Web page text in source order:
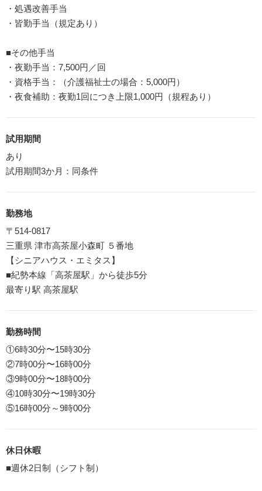
・処遇改善手当
・皆勤手当（規定あり）
■その他手当
・夜勤手当：7,500円／回
・資格手当：（介護福祉士の場合：5,000円）
・夜食補助：夜勤1回につき上限1,000円（規程あり）
試用期間
あり
試用期間3か月：同条件
勤務地
〒514-0817
三重県 津市高茶屋小森町 ５番地
【シニアハウス・エミタス】
■紀勢本線「高茶屋駅」から徒歩5分
最寄り駅 高茶屋駅
勤務時間
①6時30分〜15時30分
②7時00分〜16時00分
③9時00分〜18時00分
④10時30分〜19時30分
⑤16時00分～9時00分
休日休暇
■週休2日制（シフト制）